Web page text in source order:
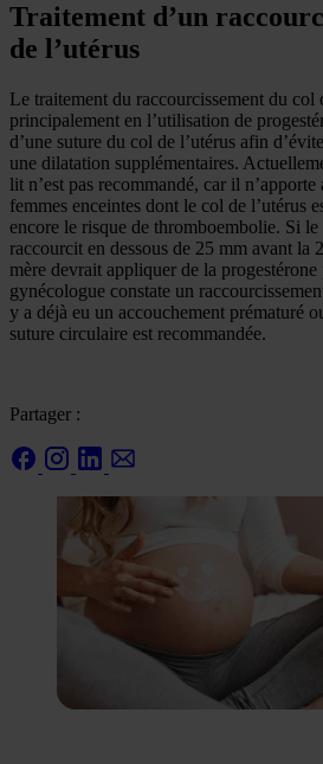
Traitement d’un
de l’utérus
Le traitement du raccourcissement du col
principalement en l’utilisation de
d’une suture du col de l’utérus afin
une dilatation supplémentaires.
lit n’est pas recommandé, car il
femmes enceintes dont le col de l’utérus
encore le risque de thromboembolie. Si le
raccourcit en dessous de 25 mm avant la
mère devrait appliquer de la
gynécologue constate un
y a déjà eu un accouchement prématuré
suture circulaire est recommandée.
Partager :